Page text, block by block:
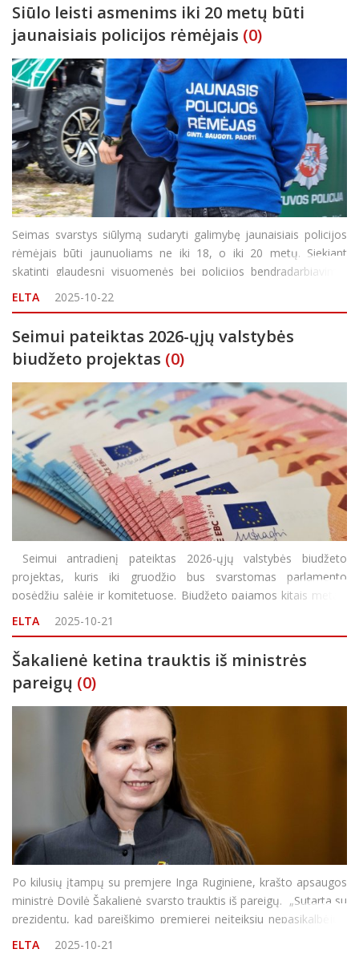
Siūlo leisti asmenims iki 20 metų būti
jaunaisiais policijos rėmėjais (0)
Seimas svarstys siūlymą sudaryti galimybę jaunaisiais policijos
rėmėjais būti jaunuoliams ne iki 18, o iki 20 metų. Siekiant
skatinti glaudesnį visuomenės bei policijos bendradarbiavimą,
Seimas po pateikimo pritarė tai numatančioms įstatymo
pataisoms. Šią Seimo Liberalų sąjūdžio frakcijos na
ELTA 2025-10-22
Seimui pateiktas 2026-ųjų valstybės
biudžeto projektas (0)
Seimui antradienį pateiktas 2026-ųjų valstybės biudžeto
projektas, kuris iki gruodžio bus svarstomas parlamento
posėdžių salėje ir komitetuose. Biudžeto pajamos kitais metais
augs 16,8 proc. iki 21 mlrd. eurų, išlaidos – 18,9 proc. iki 27,5
mlrd. eurų (su Europos Sąjungos (ES) lė
ELTA 2025-10-21
Šakalienė ketina trauktis iš ministrės
pareigų (0)
Po kilusių įtampų su premjere Inga Ruginiene, krašto apsaugos
ministrė Dovilė Šakalienė svarsto trauktis iš pareigų. „Sutarta su
prezidentu, kad pareiškimo premjerei neįteiksiu nepasikalbėjusi
su juo. Pareiškimo projektą aš turiu. Šiandie
ELTA 2025-10-21